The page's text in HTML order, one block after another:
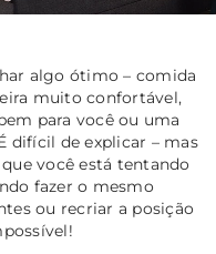
algo ótimo – comida
muito confortável,
para você ou uma
difícil de explicar – mas
você está tentando
fazer o mesmo
ou recriar a posição